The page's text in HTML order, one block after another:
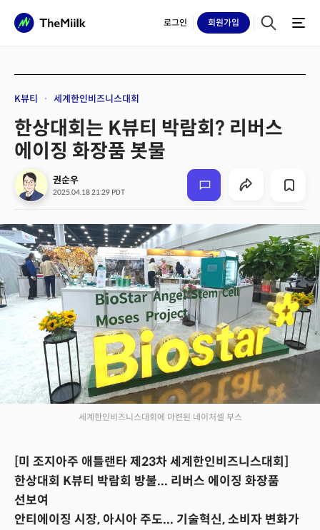
로그인 회원가입
K뷰티 세계한인비즈니스대회
한상대회는 K뷰티 박람회? 리버스
에이징 화장품 봇물
권순우
2025.04.18 21:29 PDT
세계한인비즈니스대회에 마련된 네이처셀 부스
[미 조지아주 애틀랜타 제23차 세계한인비즈니스대회]
한상대회 K뷰티 박람회 방불... 리버스 에이징 화장품
선보여
안티에이징 시장, 아시아 주도... 기술혁신, 소비자 변화가